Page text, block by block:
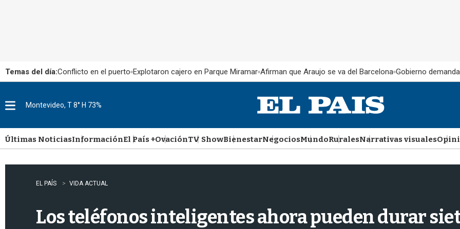
Temas del día:Conflicto en el puerto Explotaron cajero en Parque Miramar Afirman que Araujo se va del Barcelona Gobierno
u
Montevideo, T 8° H 73%
Últimas NoticiasInformaciónEl País +OvaciónTV ShowBienestarNegociosMundoRuralesNarrativas visuales
EL PAÍS VIDA ACTUAL
Los teléfonos inteligentes ahora pueden durar